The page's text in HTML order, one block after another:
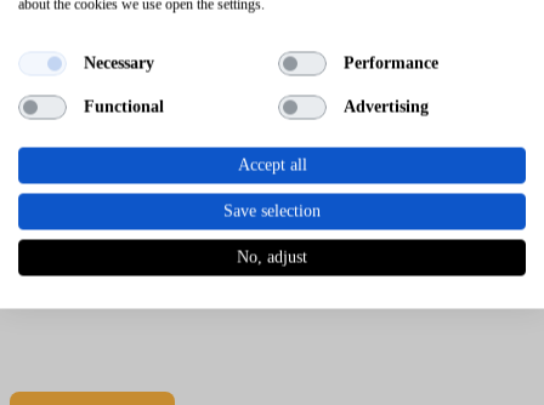
about the cookies we use open the settings.
Necessary Performance
Functional Advertising
Accept all
Save selection
No, adjust